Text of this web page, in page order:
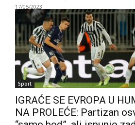
17/05/2023
Sport
IGRAĆE SE EVROPA U
NA PROLEĆE: Partizan